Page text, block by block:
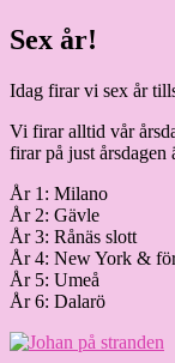
Hoppa
till
Granding.nu
Sex år!
Idag firar vi sex år
Vi firar alltid vår
firar på just årsdagen
År 1: Milano
År 2: Gävle
År 3: Rånäs slott
År 4: New York &
År 5: Umeå
År 6: Dalarö